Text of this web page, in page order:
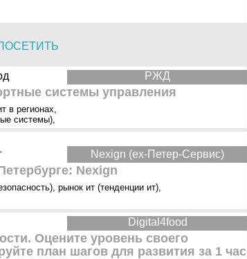
РЖД
системы управления
в регионах,
системы),
Nexign (ex-Петер-Сервис)
Nexign
, рынок ит (тенденции ит),
Digital4food
Оцените уровень своего
план шагов для развития за 1 час